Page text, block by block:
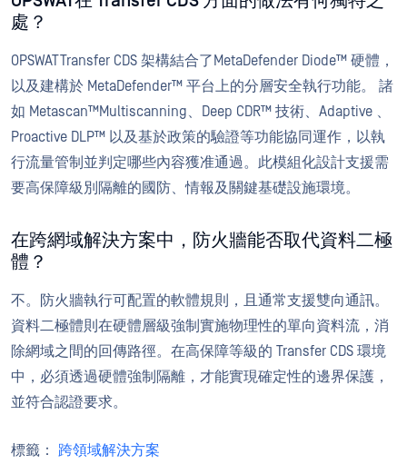
處？
OPSWATTransfer CDS 架構結合了MetaDefender Diode™ 硬體，
以及建構於 MetaDefender™ 平台上的分層安全執行功能。 諸
如 Metascan™Multiscanning、Deep CDR™ 技術、Adaptive 、
Proactive DLP™ 以及基於政策的驗證等功能協同運作，以執
行流量管制並判定哪些內容獲准通過。此模組化設計支援需
要高保障級別隔離的國防、情報及關鍵基礎設施環境。
在跨網域解決方案中，防火牆能否取代資料二極
體？
不。防火牆執行可配置的軟體規則，且通常支援雙向通訊。
資料二極體則在硬體層級強制實施物理性的單向資料流，消
除網域之間的回傳路徑。在高保障等級的 Transfer CDS 環境
中，必須透過硬體強制隔離，才能實現確定性的邊界保護，
並符合認證要求。
標籤： 跨領域解決方案